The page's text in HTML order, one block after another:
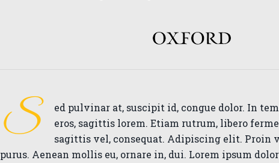
S
ed pulvinar at, suscipit id, congue dolor. In
eros, sagittis lorem. Etiam rutrum, libero
sagittis vel, consequat. Adipiscing elit. Proin
purus. Aenean mollis eu, ornare in, dui. Lorem ipsum